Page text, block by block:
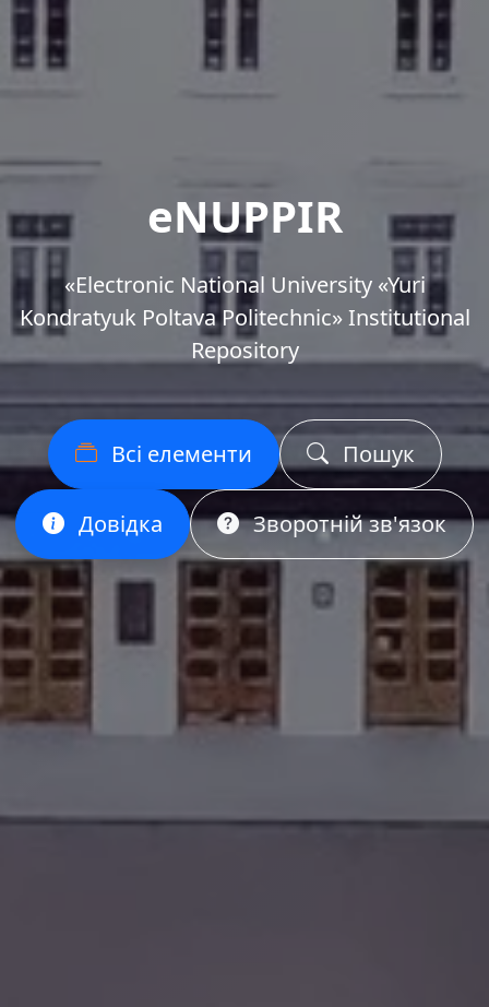
eNUPPIR
«Еlectronic National University «Yuri
Kondratyuk Poltava Politechnic» Institutional
Repository
Всі елементи Пошук
Довідка Зворотній зв'язок